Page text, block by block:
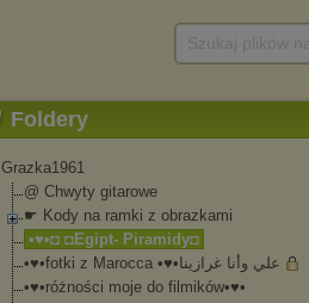
Foldery
Grazka1961
@ Chwyty gitarowe
☛ Kody na ramki z obrazkami
•♥•◘ ◘Egipt- Piramidy◘
•♥•fotki z Marocca •♥•علي وأنا غرازينا
•♥•różności moje do filmików•♥•